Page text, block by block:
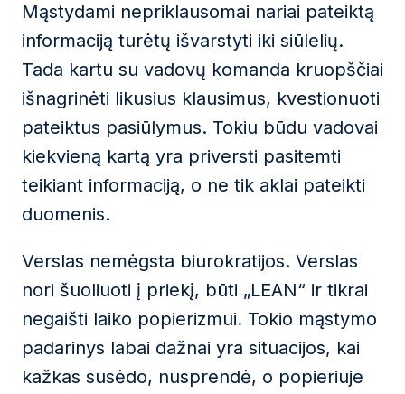
Mąstydami nepriklausomai nariai pateiktą
informaciją turėtų išvarstyti iki siūlelių.
Tada kartu su vadovų komanda kruopščiai
išnagrinėti likusius klausimus, kvestionuoti
pateiktus pasiūlymus. Tokiu būdu vadovai
kiekvieną kartą yra priversti pasitemti
teikiant informaciją, o ne tik aklai pateikti
duomenis.
Verslas nemėgsta biurokratijos. Verslas
nori šuoliuoti į priekį, būti „LEAN“ ir tikrai
negaišti laiko popierizmui. Tokio mąstymo
padarinys labai dažnai yra situacijos, kai
kažkas susėdo, nusprendė, o popieriuje